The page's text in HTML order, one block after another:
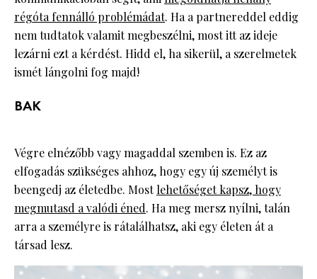
régóta fennálló problémádat. Ha a partnereddel eddig
nem tudtatok valamit megbeszélni, most itt az ideje
lezárni ezt a kérdést. Hidd el, ha sikerül, a szerelmetek
ismét lángolni fog majd!
BAK
Végre elnézőbb vagy magaddal szemben is. Ez az
elfogadás szükséges ahhoz, hogy egy új személyt is
beengedj az életedbe. Mostlehetőséget kapsz, hogy
megmutasd a valódi éned. Ha meg mersz nyílni, talán
arra a személyre is rátalálhatsz, aki egy életen át a
társad lesz.